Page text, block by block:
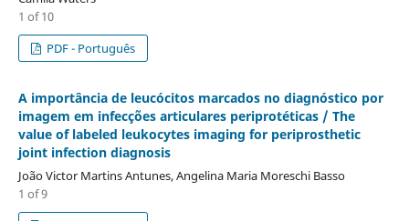
1 of 10
PDF - Português
A importância de leucócitos marcados no diagnóstico por
imagem em infecções articulares periprotéticas / The
value of labeled leukocytes imaging for periprosthetic
joint infection diagnosis
João Victor Martins Antunes, Angelina Maria Moreschi Basso
1 of 9